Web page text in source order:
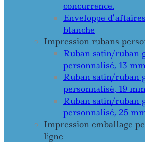
concurrence.
Enveloppe
blanche
Impression rubans
Ruban satin/ruban
personnalisé, 13 mm
Ruban satin/ruban
personnalisé, 19 mm
Ruban satin/ruban
personnalisé, 25
Impression emballage
ligne